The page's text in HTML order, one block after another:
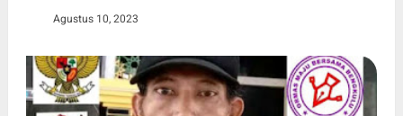
Agustus 10, 2023